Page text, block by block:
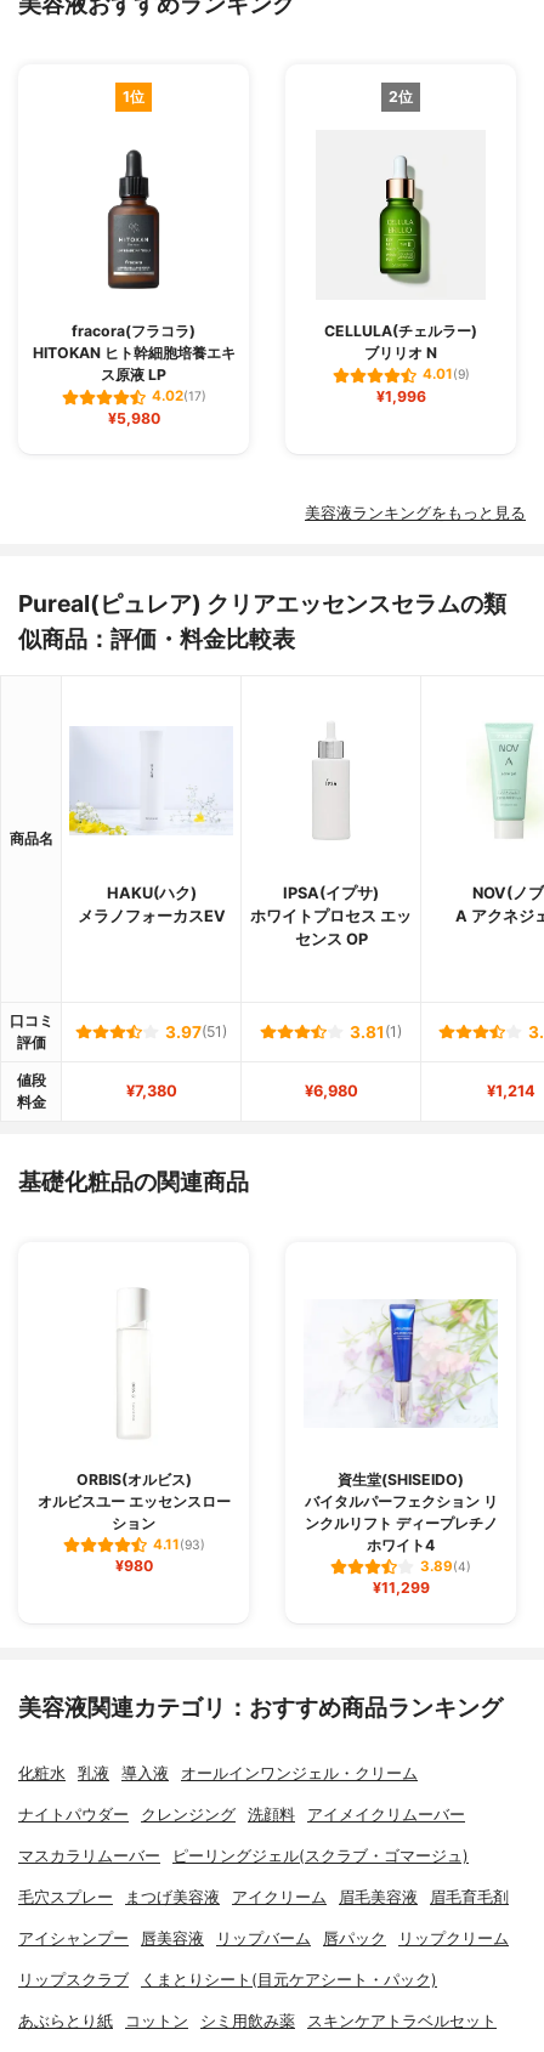
1位
fracora(フラコラ)
HITOKAN ヒト幹細胞培養エキ
ス原液 LP
4.02(17)
¥5,980
2位
CELLULA(チェルラー)
ブリリオ N
4.01(9)
¥1,996
美容液ランキングをもっと見る
Pureal(ピュレア) クリアエッセンスセラムの類
似商品：評価・料金比較表
商品名
HAKU(ハク)
メラノフォーカスEV
IPSA(イプサ)
ホワイトプロセス エッ
センス OP
NOV(ノ
A アクネジ
口コミ
評価
3.97(51) 3.81 (1)
値段
料金
¥7,380 ¥6,980 ¥1,214
基礎化粧品の関連商品
ORBIS(オルビス)
オルビスユー エッセンスロー
ション
4.11(93)
¥980
資生堂(SHISEIDO)
バイタルパーフェクション リ
ンクルリフト ディープレチノ
ホワイト4
3.89(4)
¥11,299
美容液関連カテゴリ：おすすめ商品ランキング
化粧水 乳液 導入液 オールインワンジェル・クリーム
ナイトパウダー クレンジング 洗顔料 アイメイクリムーバー
マスカラリムーバー ピーリングジェル(スクラブ・ゴマージュ)
毛穴スプレー まつげ美容液 アイクリーム 眉毛美容液 眉毛育毛剤
アイシャンプー 唇美容液 リップバーム 唇パック リップクリーム
リップスクラブ くまとりシート(目元ケアシート・パック)
あぶらとり紙 コットン シミ用飲み薬 スキンケアトラベルセット